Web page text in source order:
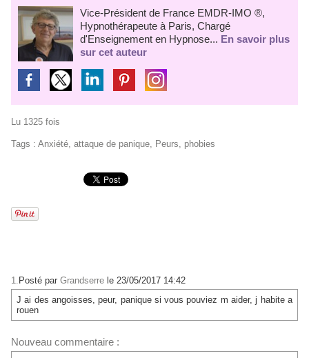
Vice-Président de France EMDR-IMO ®,
Hypnothérapeute à Paris, Chargé
d'Enseignement en Hypnose... En savoir plus
sur cet auteur
Lu 1325 fois
Tags : Anxiété, attaque de panique, Peurs, phobies
1. Posté par Grandserre le 23/05/2017 14:42
J ai des angoisses, peur, panique si vous pouviez m aider, j habite a
rouen
Nouveau commentaire :